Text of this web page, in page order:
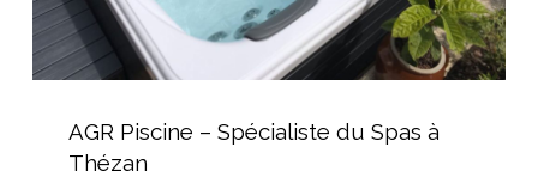
PiscineAGR Piscine – Spécialiste du Spas à
Thézan